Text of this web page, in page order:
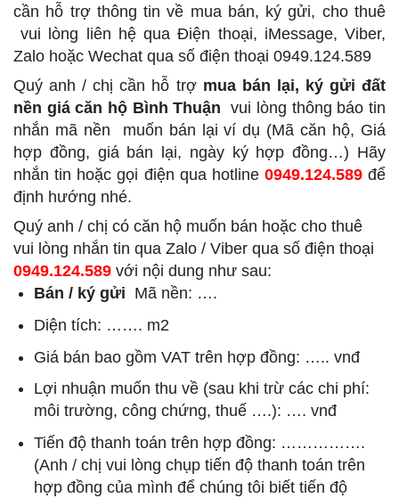
cần hỗ trợ thông tin về mua bán, ký gửi, cho thuê
vui lòng liên hệ qua Điện thoại, iMessage, Viber,
Zalo hoặc Wechat qua số điện thoại 0949.124.589
Quý anh / chị cần hỗ trợ mua bán lại, ký gửi đất
nền giá căn hộ Bình Thuận vui lòng thông báo tin
nhắn mã nền
muốn bán lại ví dụ (Mã căn hộ, Giá
hợp đồng, giá bán lại, ngày ký hợp đồng…) Hãy
nhắn tin hoặc gọi điện qua hotline 0949.124.589để
định hướng nhé.
Quý anh / chị có căn hộ muốn bán hoặc cho thuê
vui lòng nhắn tin qua Zalo / Viber qua số điện thoại
0949.124.589 với nội dung như sau:
Bán / ký gửi Mã nền: ….
Diện tích: ……. m2
Giá bán bao gồm VAT trên hợp đồng: ….. vnđ
Lợi nhuận muốn thu về (sau khi trừ các chi phí:
môi trường, công chứng, thuế ….): …. vnđ
Tiến độ thanh toán trên hợp đồng: …………….
(Anh / chị vui lòng chụp tiến độ thanh toán trên
hợp đồng của mình để chúng tôi biết tiến độ